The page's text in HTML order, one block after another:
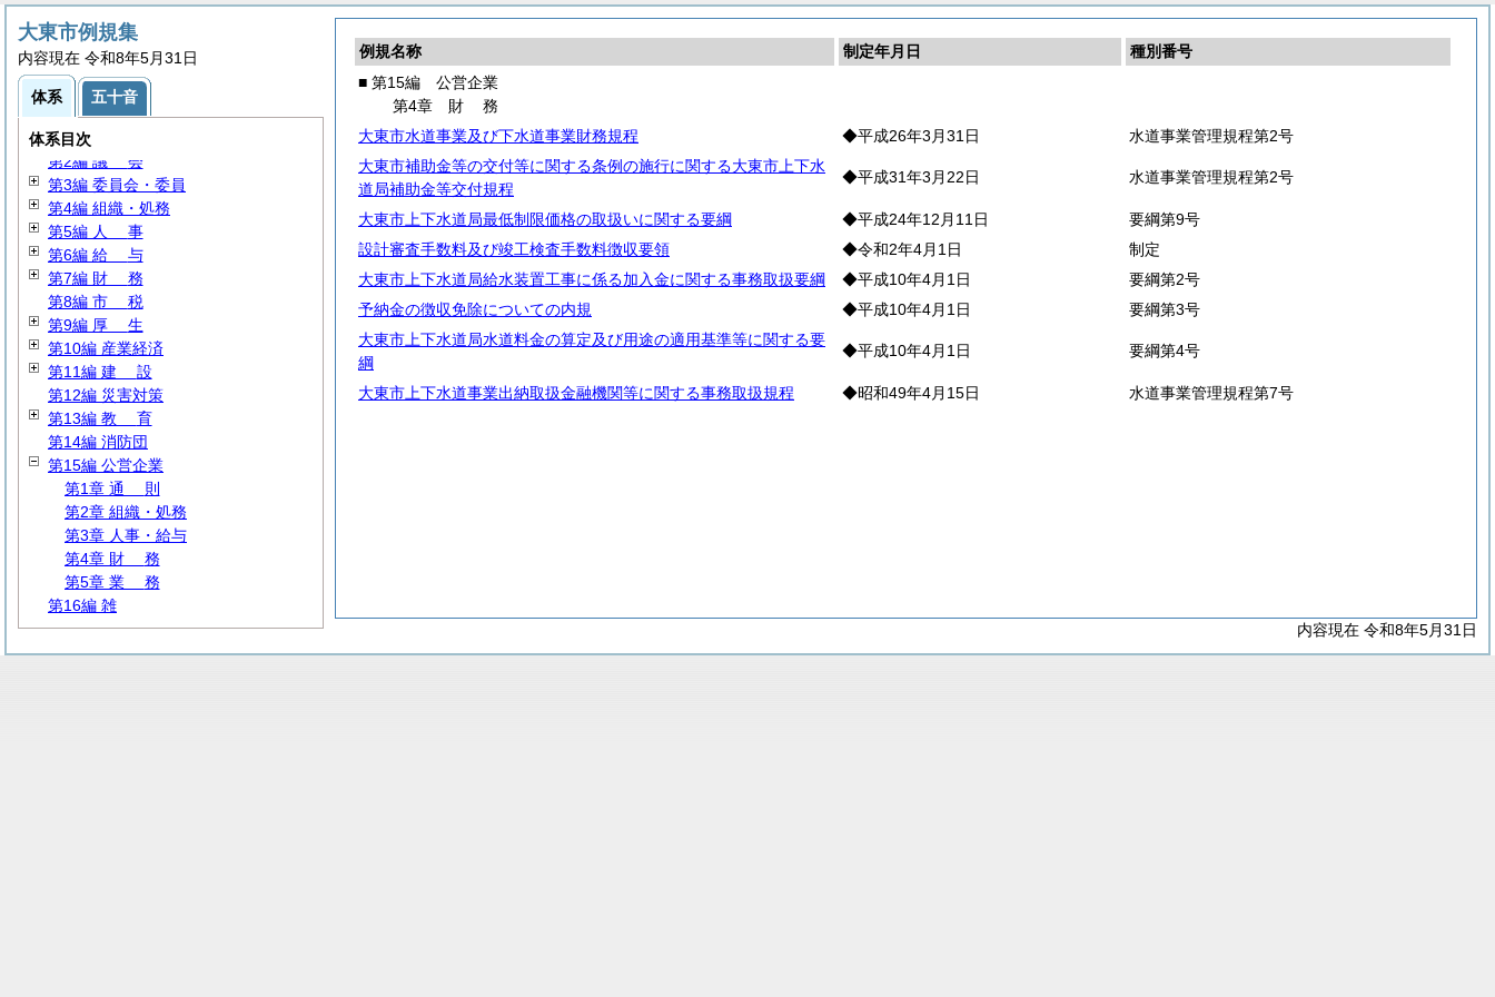
例規名称 制定年月日
種別番号
■ 第15編 公営企業
第4章 財務
大東市水道事業及び下水道事業財務規程
◆平成26年3月31日
水道事業管理規程第2号
大東市補助金等の交付等に関する条例の施行に関する大東市上下水
道局補助金等交付規程
◆平成31年3月22日 水道事業管理規程第2号
大東市上下水道局最低制限価格の取扱いに関する要綱 ◆平成24年12月11日
要綱第9号
設計審査手数料及び竣工検査手数料徴収要領
◆令和2年4月1日
制定
大東市上下水道局給水装置工事に係る加入金に関する事務取扱要綱
◆平成10年4月1日
要綱第2号
予納金の徴収免除についての内規
◆平成10年4月1日
要綱第3号
大東市上下水道局水道料金の算定及び用途の適用基準等に関する要
綱
◆平成10年4月1日 要綱第4号
大東市上下水道事業出納取扱金融機関等に関する事務取扱規程 ◆昭和49年4月15日 水道事業管理規程第7号
内容現在 令和8年5月31日
大東市例規集
内容現在 令和8年5月31日
体系 五十音
体系目次
第1編
第2編 議 会
第3編 委員会・委員
第4編 組織・処務
第5編 人 事
第6編 給 与
第7編 財 務
第8編 市 税
第9編 厚 生
第10編 産業経済
第11編 建 設
第12編 災害対策
第13編 教 育
第14編 消防団
第15編 公営企業
第1章 通 則
第2章 組織・処務
第3章 人事・給与
第4章 財 務
第5章 業 務
第16編 雑